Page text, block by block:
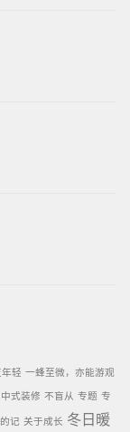
轻 一蜂至微，亦能游观
式装修 不盲从 专题 专
记 关于成长 冬日暖